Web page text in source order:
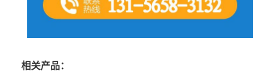
相关产品：